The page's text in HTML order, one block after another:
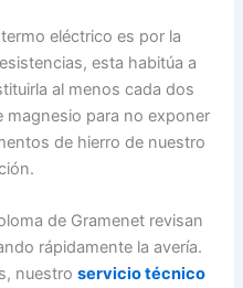
eléctrico es por la
esta habitúa a
al menos cada dos
magnesio para no exponer
de hierro de nuestro
de Gramenet revisan
rápidamente la avería.
nuestroservicio técnico